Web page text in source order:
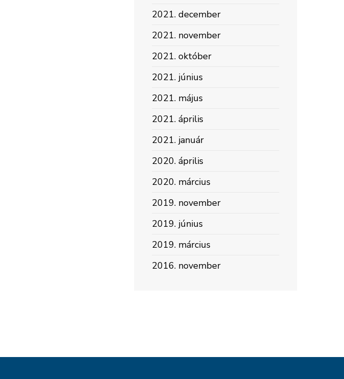
2021. december
2021. november
2021. október
2021. június
2021. május
2021. április
2021. január
2020. április
2020. március
2019. november
2019. június
2019. március
2016. november